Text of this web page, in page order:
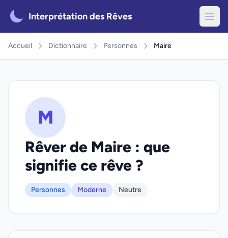
Interprétation des Rêves
Accueil Dictionnaire Personnes Maire
M
Rêver de Maire : que
signifie ce rêve ?
Personnes Moderne Neutre